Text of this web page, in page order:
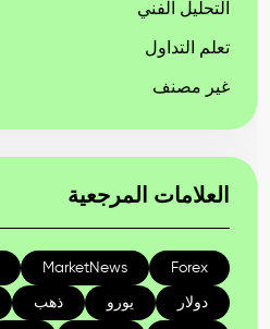
التحليل الفني
تعلم التداول
غير مصنف
العلامات المرجعية
Forex
MarketNews
دولار يورو ذهب